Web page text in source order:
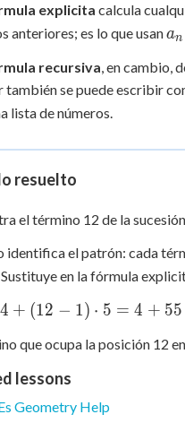
explicita calcula
anteriores; es lo que usan
+
an
recursiva, en cambio,
también se puede escribir
lista de números.
resuelto
el término 12 de la sucesión
identifica el patrón: cada
Sustituye en la fórmula
4 + (12 − 1) ⋅ 5 = 4 + 55
que ocupa la posición 12
lessons
Geometry Help